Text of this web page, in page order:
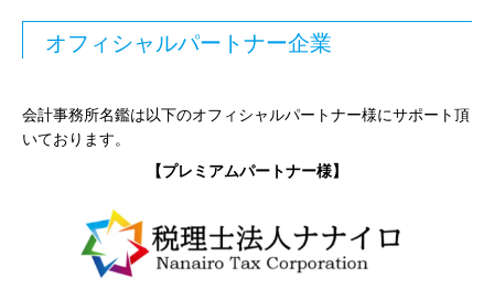
オフィシャルパートナー企業
会計事務所名鑑は以下のオフィシャルパートナー様にサポート頂
いております。
【プレミアムパートナー様】